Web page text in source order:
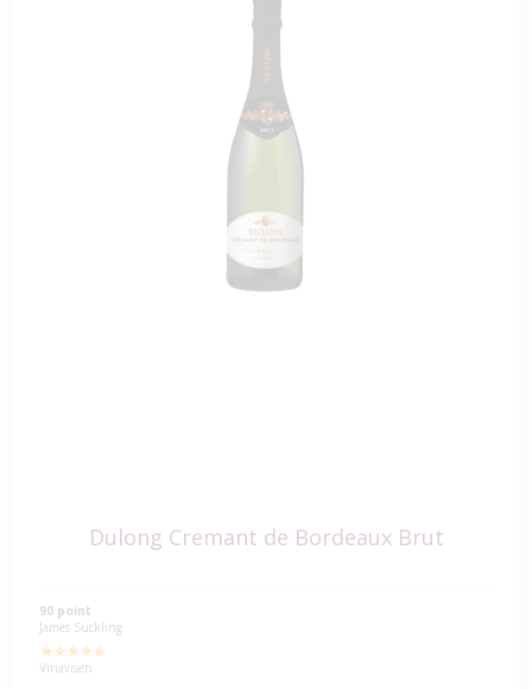
Dulong Cremant de Bordeaux Brut
90 point
James Suckling
Vinavisen